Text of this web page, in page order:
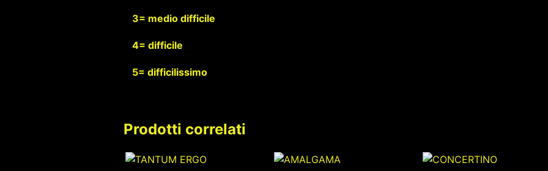
3= medio difficile
4= difficile
5= difficilissimo
Prodotti correlati